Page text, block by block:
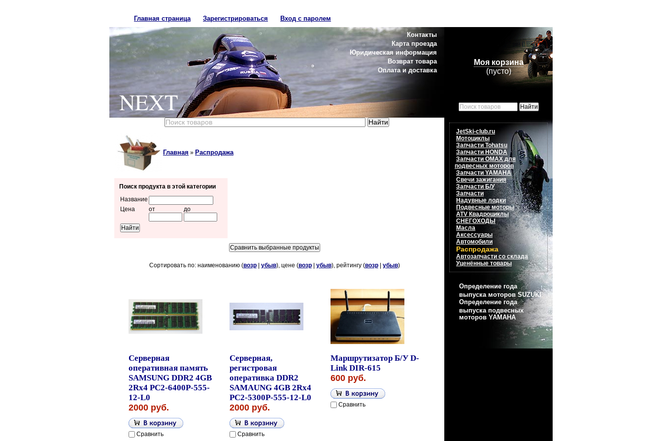
Главная страница Зарегистрироваться Вход с паролем
NEXT
Контакты
Карта проезда
Юридическая информация
Возврат товара
Оплата и доставка
Моя корзина
(пусто)
Главная » Распродажа
Поиск продукта в этой категории
Название
Цена
от до
Сортировать по: наименованию (возр| убыв), цене (возр| убыв), рейтингу (возр| убыв)
Серверная
оперативная память
SAMSUNG DDR2 4GB
2Rx4 PC2-6400P-555-
12-L0
2000 руб.
Сравнить
Серверная,
регистровая
оперативка DDR2
SAMAUNG 4GB 2Rx4
PC2-5300P-555-12-L0
2000 руб.
Сравнить
Маршрутизатор Б/У D-
Link DIR-615
600 руб.
Сравнить
JetSki-club.ru
Мотоциклы
Запчасти Tohatsu
Запчасти HONDA
Запчасти OMAX для
подвесных моторов
Запчасти YAMAHA
Свечи зажигания
Запчасти Б/У
Запчасти
Надувные лодки
Подвесные моторы
ATV Квадроциклы
СНЕГОХОДЫ
Масла
Аксессуары
Автомобили
Распродажа
Автозапчасти со склада
Уценённые товары
Определение года
выпуска моторов SUZUKI
Определение года
выпуска подвесных
моторов YAMAHA